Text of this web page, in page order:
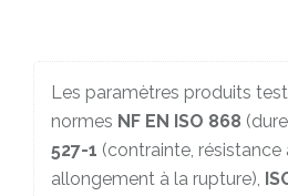
Les paramètres produits
normes NF EN ISO 868
527-1 (contrainte, résistance
allongement à la rupture),